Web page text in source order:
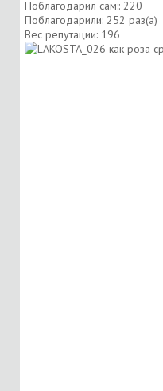
Поблагодарил сам:: 220
Поблагодарили: 252 раз(а)
Вес репутации: 196